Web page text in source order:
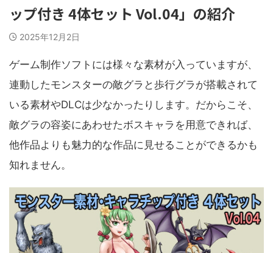
ップ付き 4体セット Vol.04」の紹介
2025年12月2日
ゲーム制作ソフトには様々な素材が入っていますが、
連動したモンスターの敵グラと歩行グラが搭載されて
いる素材やDLCは少なかったりします。だからこそ、
敵グラの容姿にあわせたボスキャラを用意できれば、
他作品よりも魅力的な作品に見せることができるかも
知れません。